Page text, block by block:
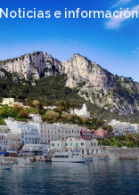
Noticias e información